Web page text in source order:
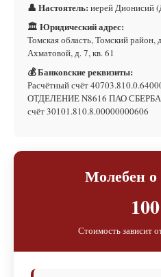
👤 Настоятель: иерей Дионисий
🏛 Юридический адрес:
Томская область, Томский район,
Ахматовой, д. 7, кв. 61
💰 Банковские реквизиты:
Расчётный счёт
ОТДЕЛЕНИЕ N8616 ПАО
счёт 30101.810.8.00000000606
Молебен
Стоимость зависит